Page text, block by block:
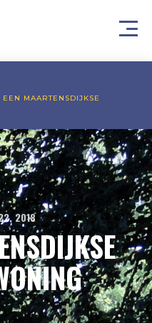
EEN MAARTENSDIJKSE
2018